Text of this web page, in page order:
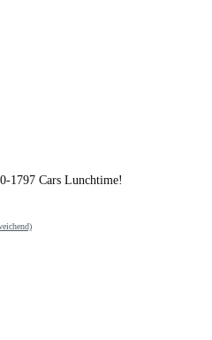
1797 Cars Lunchtime!